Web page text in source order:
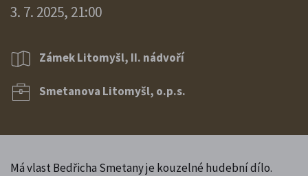
3. 7. 2025, 21:00
Zámek Litomyšl, II. nádvoří
Smetanova Litomyšl, o.p.s.
Má vlast Bedřicha Smetany je kouzelné hudební dílo.